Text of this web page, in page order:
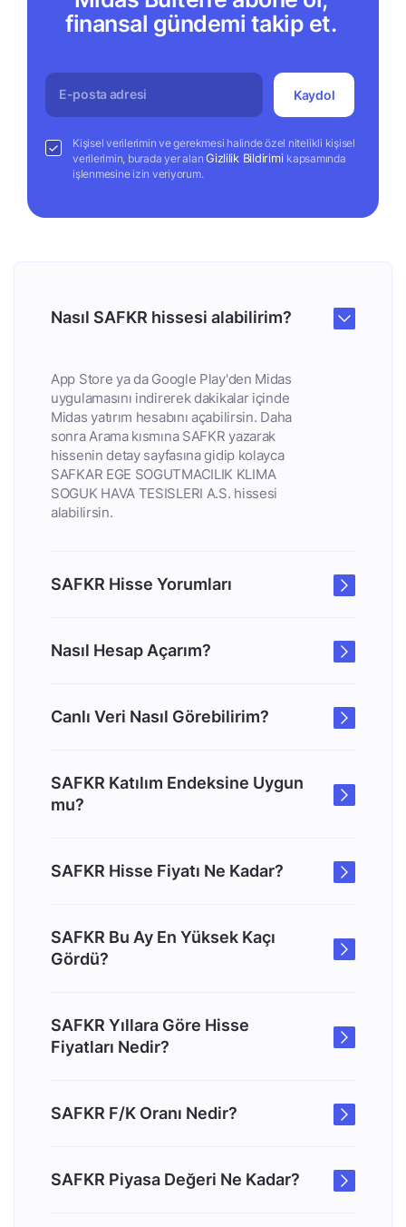
finansal gündemi takip et.
Kaydol
Kişisel verilerimin ve gerekmesi halinde özel nitelikli kişisel
verilerimin, burada yer alanGizlilik Bildirimi kapsamında
işlenmesine izin veriyorum.
Nasıl SAFKR hissesi alabilirim?
App Store ya da Google Play'den Midas
uygulamasını indirerek dakikalar içinde
Midas yatırım hesabını açabilirsin. Daha
sonra Arama kısmına SAFKR yazarak
hissenin detay sayfasına gidip kolayca
SAFKAR EGE SOGUTMACILIK KLIMA
SOGUK HAVA TESISLERI A.S. hissesi
alabilirsin.
SAFKR Hisse Yorumları
Nasıl Hesap Açarım?
Canlı Veri Nasıl Görebilirim?
SAFKR Katılım Endeksine Uygun
mu?
SAFKR Hisse Fiyatı Ne Kadar?
SAFKR Bu Ay En Yüksek Kaçı
Gördü?
SAFKR Yıllara Göre Hisse
Fiyatları Nedir?
SAFKR F/K Oranı Nedir?
SAFKR Piyasa Değeri Ne Kadar?